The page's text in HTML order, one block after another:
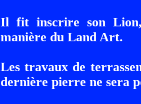
Il fit inscrire son
manière du Land Art.
Les travaux de
dernière pierre ne sera